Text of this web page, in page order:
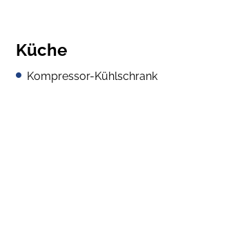
Küche
Kompressor-Kühlschrank